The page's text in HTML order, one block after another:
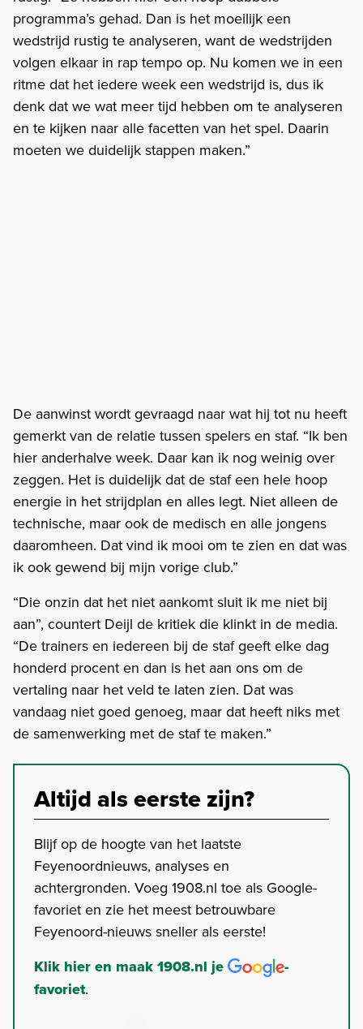
programma’s gehad. Dan is het moeilijk een
wedstrijd rustig te analyseren, want de wedstrijden
volgen elkaar in rap tempo op. Nu komen we in een
ritme dat het iedere week een wedstrijd is, dus ik
denk dat we wat meer tijd hebben om te analyseren
en te kijken naar alle facetten van het spel. Daarin
moeten we duidelijk stappen maken.”
De aanwinst wordt gevraagd naar wat hij tot nu heeft
gemerkt van de relatie tussen spelers en staf. “Ik ben
hier anderhalve week. Daar kan ik nog weinig over
zeggen. Het is duidelijk dat de staf een hele hoop
energie in het strijdplan en alles legt. Niet alleen de
technische, maar ook de medisch en alle jongens
daaromheen. Dat vind ik mooi om te zien en dat was
ik ook gewend bij mijn vorige club.”
“Die onzin dat het niet aankomt sluit ik me niet bij
aan”, countert Deijl de kritiek die klinkt in de media.
“De trainers en iedereen bij de staf geeft elke dag
honderd procent en dan is het aan ons om de
vertaling naar het veld te laten zien. Dat was
vandaag niet goed genoeg, maar dat heeft niks met
de samenwerking met de staf te maken.”
Altijd als eerste zijn?
Blijf op de hoogte van het laatste
Feyenoordnieuws, analyses en
achtergronden. Voeg 1908.nl toe als Google-
favoriet en zie het meest betrouwbare
Feyenoord-nieuws sneller als eerste!
Klik hier en maak 1908.nl je
-
favoriet.